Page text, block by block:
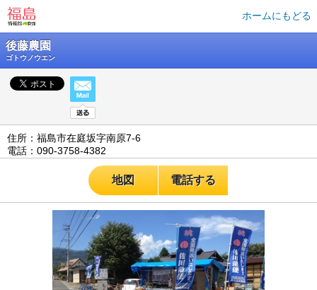
ホームにもどる
後藤農園
ゴトウノウエン
住所：福島市在庭坂字南原7-6
電話：090-3758-4382
地図 電話する